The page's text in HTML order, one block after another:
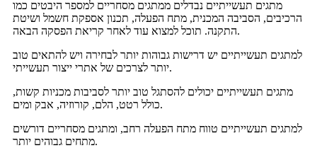
מתגים תעשייתיים נבדלים ממתגים מסחריים למספר היבטים כמו
הרכיבים, הסביבה המכנית, מתח הפעלה, תכנון אספקת חשמל ושיטת
התקנה. תוכל למצוא עוד לאחר קריאת הפסקה הבאה.
למתגים תעשייתיים יש דרישות גבוהות יותר לבחירה ויש להתאים טוב
יותר לצרכים של אתרי ייצור תעשייתי.
מתגים תעשייתיים יכולים להסתגל טוב יותר לסביבות מכניות קשות,
כולל רטט, הלם, קורוזיה, אבק ומים.
למתגים תעשייתיים טווח מתח הפעלה רחב, ומתגים מסחריים דורשים
מתחים גבוהים יותר.